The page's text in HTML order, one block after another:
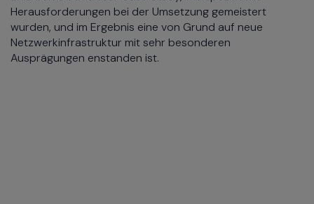
Herausforderungen bei der Umsetzung gemeistert
wurden, und im Ergebnis eine von Grund auf neue
Netzwerkinfrastruktur mit sehr besonderen
Ausprägungen enstanden ist.